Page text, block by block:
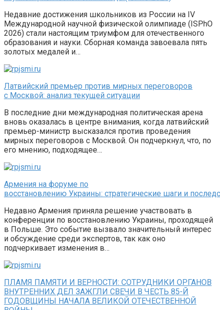
Недавние достижения школьников из России на IV
Международной научной физической олимпиаде (ISPhO
2026) стали настоящим триумфом для отечественного
образования и науки. Сборная команда завоевала пять
золотых медалей и…
Латвийский премьер против мирных переговоров
с Москвой: анализ текущей ситуации
В последние дни международная политическая арена
вновь оказалась в центре внимания, когда латвийский
премьер-министр высказался против проведения
мирных переговоров с Москвой. Он подчеркнул, что, по
его мнению, подходящее…
Армения на форуме по
восстановлению Украины: стратегические шаги и
Недавно Армения приняла решение участвовать в
конференции по восстановлению Украины, проходящей
в Польше. Это событие вызвало значительный интерес
и обсуждение среди экспертов, так как оно
подчеркивает изменения в…
ПЛАМЯ ПАМЯТИ И ВЕРНОСТИ: СОТРУДНИКИ ОРГАНОВ
ВНУТРЕННИХ ДЕЛ ЗАЖГЛИ СВЕЧИ В ЧЕСТЬ 85-Й
ГОДОВЩИНЫ НАЧАЛА ВЕЛИКОЙ ОТЕЧЕСТВЕННОЙ